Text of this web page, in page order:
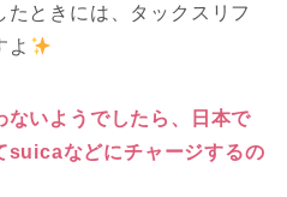
ときには、タックスリフ
よ
ないようでしたら、日本で
suicaなどにチャージするの